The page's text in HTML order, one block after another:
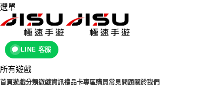
選單
LINE 客服
所有遊戲
首頁遊戲分類遊戲資訊禮品卡專區購買常見問題關於我們